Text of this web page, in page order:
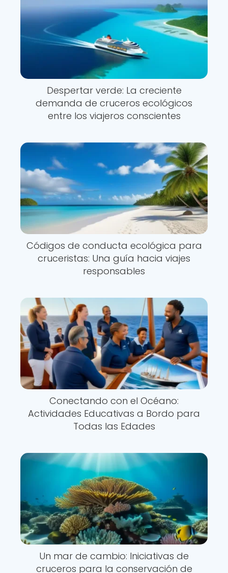
Despertar verde: La creciente
demanda de cruceros ecológicos
entre los viajeros conscientes
Códigos de conducta ecológica para
cruceristas: Una guía hacia viajes
responsables
Conectando con el Océano:
Actividades Educativas a Bordo para
Todas las Edades
Un mar de cambio: Iniciativas de
cruceros para la conservación de